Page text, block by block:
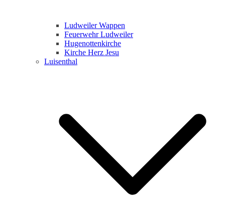
Ludweiler Wappen
Feuerwehr Ludweiler
Hugenottenkirche
Kirche Herz Jesu
Luisenthal